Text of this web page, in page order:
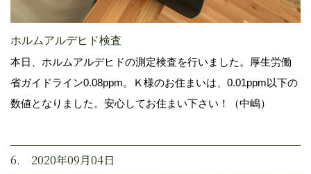
ホルムアルデヒド検査
本日、ホルムアルデヒドの測定検査を行いました。厚生労働
省ガイドライン0.08ppm。Ｋ様のお住まいは、0.01ppm以下の
数値となりました。安心してお住まい下さい！（中嶋）
6. 2020年09月04日